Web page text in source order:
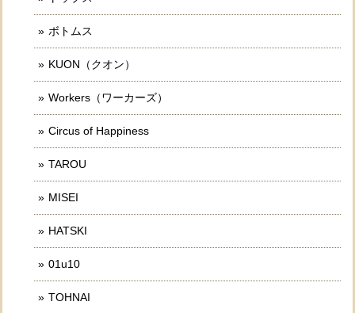
ボトムス
KUON（クオン）
Workers（ワーカーズ）
Circus of Happiness
TAROU
MISEI
HATSKI
01u10
TOHNAI